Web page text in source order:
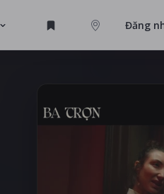
Đăng